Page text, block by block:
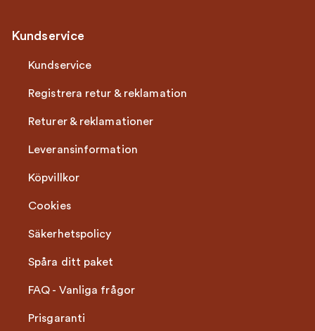
Kundservice
Kundservice
Registrera retur & reklamation
Returer & reklamationer
Leveransinformation
Köpvillkor
Cookies
Säkerhetspolicy
Spåra ditt paket
FAQ - Vanliga frågor
Prisgaranti